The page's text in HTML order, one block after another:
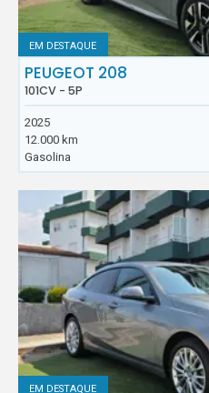
EM DESTAQUE
PEUGEOT 208
101CV - 5P
2025
12.000 km
Gasolina
EM DESTAQUE